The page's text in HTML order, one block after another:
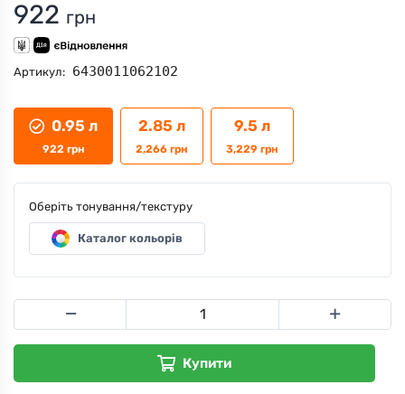
922 грн
Артикул: 6430011062102
0.95 л
922 грн
2.85 л
2,266 грн
9.5 л
3,229 грн
Оберіть тонування/текстуру
Каталог кольорів
Купити